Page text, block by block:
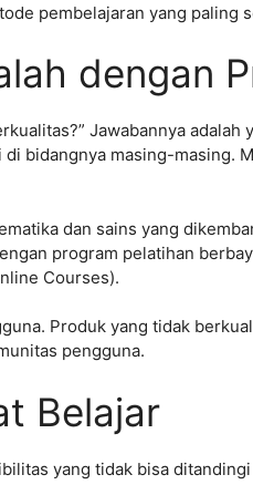
pembelajaran yang paling
dengan
Jawabannya
bidangnya masing-masing.
dan sains yang
program pelatihan
Courses).
Produk yang tidak
pengguna.
Belajar
yang tidak bisa